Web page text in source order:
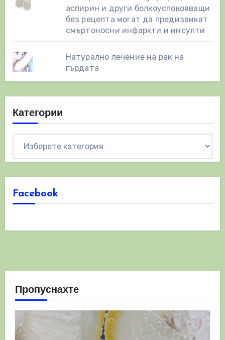
аспирин и други болкоуспокояващи
без рецепта могат да предизвикат
смъртоносни инфаркти и инсулти
Натурално лечение на рак на
гърдата
Категории
Facebook
Пропуснахте